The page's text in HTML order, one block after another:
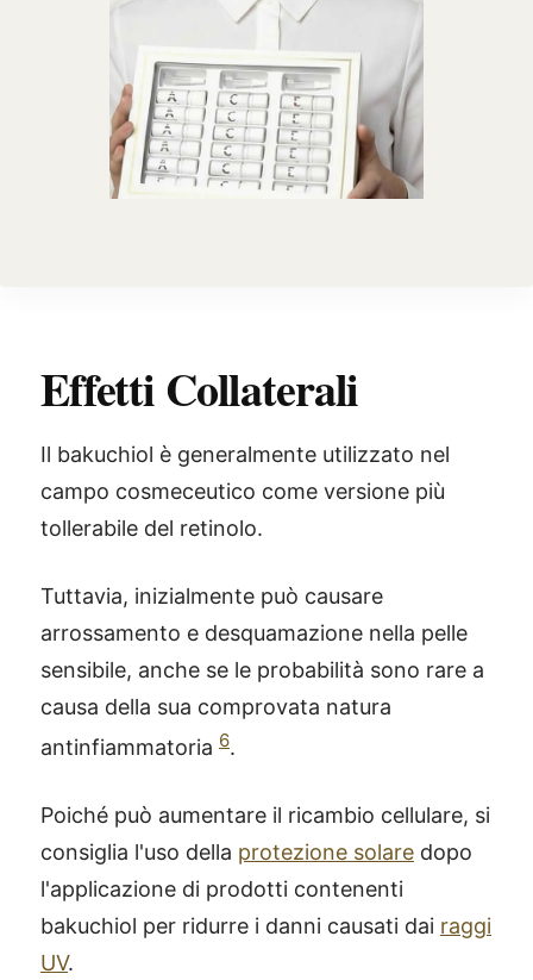
Effetti Collaterali
Il bakuchiol è generalmente utilizzato nel
campo cosmeceutico come versione più
tollerabile del retinolo.
Tuttavia, inizialmente può causare
arrossamento e desquamazione nella pelle
sensibile, anche se le probabilità sono rare a
causa della sua comprovata natura
antinfiammatoria 6.
Poiché può aumentare il ricambio cellulare, si
consiglia l'uso della protezione solare dopo
l'applicazione di prodotti contenenti
bakuchiol per ridurre i danni causati dai raggi
UV.